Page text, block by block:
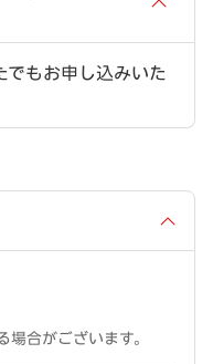
でもお申し込みいた
場合がございます。